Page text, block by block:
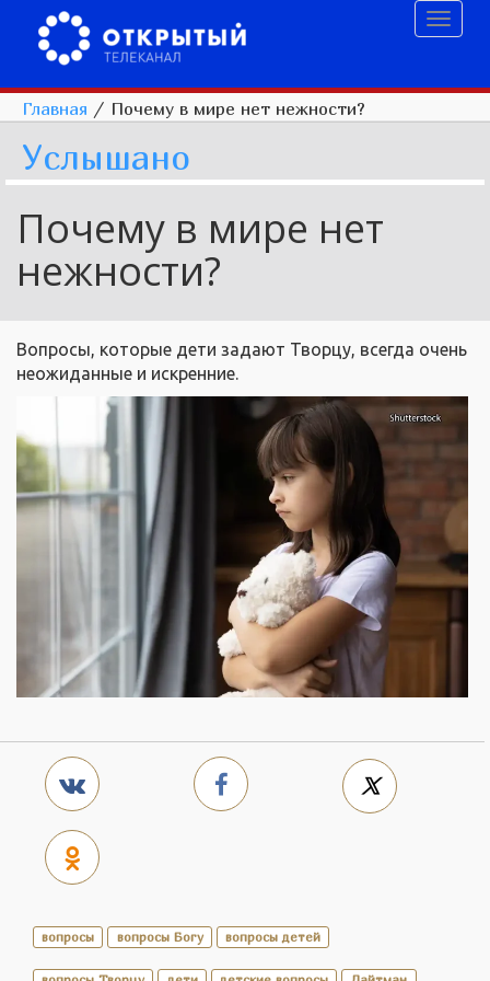
Главная / Почему в мире нет нежности?
Услышано
Почему в мире нет
нежности?
Вопросы, которые дети задают Творцу, всегда очень
неожиданные и искренние.
вопросы вопросы Богу вопросы детей